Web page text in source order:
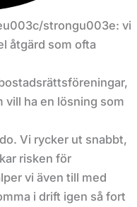
strongu003e: vi
åtgärd som ofta
ha en lösning som
Vi rycker ut snabbt,
risken för
vi även till med
i drift igen så fort